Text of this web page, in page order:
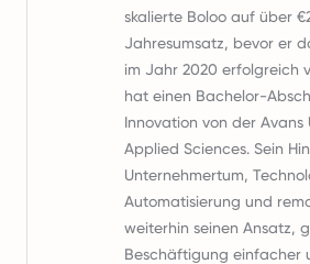
skalierte Boloo auf über
Jahresumsatz, bevor er
im Jahr 2020 erfolgreich
hat einen Bachelor-
Innovation von der Avans
Applied Sciences. Sein
Unternehmertum,
Automatisierung und
weiterhin seinen Ansatz,
Beschäftigung einfacher